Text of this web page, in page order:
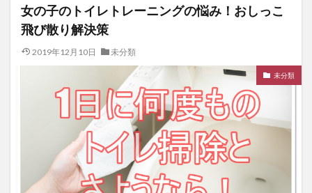
女の子のトイレトレーニングの悩み！おしっこ
飛び散り解決策
2019年12月10日 未分類
未分類